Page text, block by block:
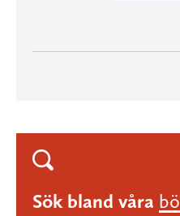
Sök bland våra